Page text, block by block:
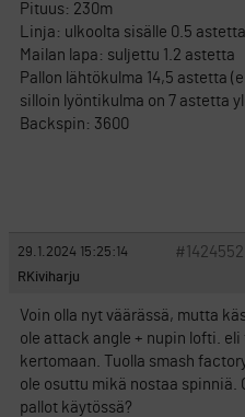
Pituus: 230m
Linja: ulkoolta sisälle 0.5 astetta
Mailan lapa: suljettu 1.2 astetta
Pallon lähtökulma 14,5 astetta
silloin lyöntikulma on 7 astetta
Backspin: 3600
29.1.2024 15:25:14 #1424552
RKiviharju
Voin olla nyt väärässä, mutta
ole attack angle + nupin lofti.
kertomaan. Tuolla smash
ole osuttu mikä nostaa spinniä.
pallot käytössä?